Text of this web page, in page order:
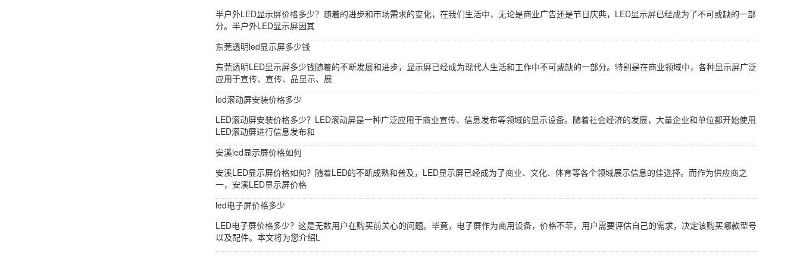
半户外LED显示屏价格多少？随着的进步和市场需求的变化，在我们生活中，无论是商业广告还是节日庆典，LED显示屏已经成为了不可或缺的一部
分。半户外LED显示屏因其
东莞透明led显示屏多少钱
东莞透明LED显示屏多少钱随着的不断发展和进步，显示屏已经成为现代人生活和工作中不可或缺的一部分。特别是在商业领域中，各种显示屏广泛
应用于宣传、宣传、品显示、展
led滚动屏安装价格多少
LED滚动屏安装价格多少？LED滚动屏是一种广泛应用于商业宣传、信息发布等领域的显示设备。随着社会经济的发展，大量企业和单位都开始使用
LED滚动屏进行信息发布和
安溪led显示屏价格如何
安溪LED显示屏价格如何？随着LED的不断成熟和普及，LED显示屏已经成为了商业、文化、体育等各个领域展示信息的佳选择。而作为供应商之
一，安溪LED显示屏价格
led电子屏价格多少
LED电子屏价格多少？这是无数用户在购买前关心的问题。毕竟，电子屏作为商用设备，价格不菲，用户需要评估自己的需求，决定该购买哪款型号
以及配件。本文将为您介绍L